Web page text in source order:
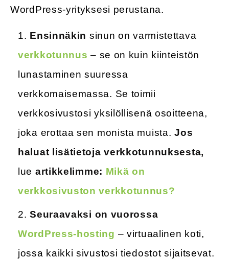
WordPress-yrityksesi perustana.
Ensinnäkin sinun on varmistettava
verkkotunnus – se on kuin kiinteistön
lunastaminen suuressa
verkkomaisemassa. Se toimii
verkkosivustosi yksilöllisenä osoitteena,
joka erottaa sen monista muista.Jos
haluat lisätietoja verkkotunnuksesta,
lue artikkelimme: Mikä on
verkkosivuston verkkotunnus?
Seuraavaksi on vuorossa
WordPress-hosting – virtuaalinen koti,
jossa kaikki sivustosi tiedostot sijaitsevat.